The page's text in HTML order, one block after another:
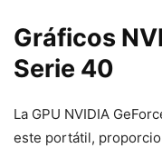
Gráficos
Serie 40
La GPU NVIDIA
este portátil,